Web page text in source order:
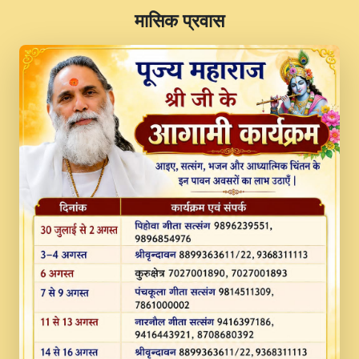
JINU SATGURU AAP BULAVE by Rasik
Pawan ji 20-11-19 Sankirtan At VEER JI
PRABHU KUTEER CHANNEL.mp3
Kina Sohna Tera Bhawan Sajaya Mata
Vaishno Devi Aarti Mata Rani Bhajan By
Lakhwinder Wadali Ji.mp3
MERE MANN VICH KANTH KALER
NEW PUNAJBI DEVOTIONAL SONG 2017
FULL VIDEO HD.mp3
Na To Roop Hai Bindu Ji Maharaj Pad - A
Divine Bhajan by Shri Indresh Ji
#BhaktiPath.mp3
Radha Rani Ki Kirpa Best Devotional
Song By Chitra Vichitra.mp3
​मासिक प्रवास